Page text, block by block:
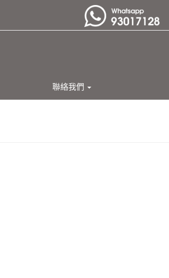
聯絡我們